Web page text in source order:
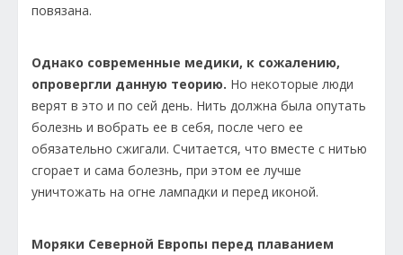
повязана.
Однако современные медики, к сожалению,
опровергли данную теорию. Но некоторые люди
верят в это и по сей день. Нить должна была опутать
болезнь и вобрать ее в себя, после чего ее
обязательно сжигали. Считается, что вместе с нитью
сгорает и сама болезнь, при этом ее лучше
уничтожать на огне лампадки и перед иконой.
Моряки Северной Европы перед плаванием